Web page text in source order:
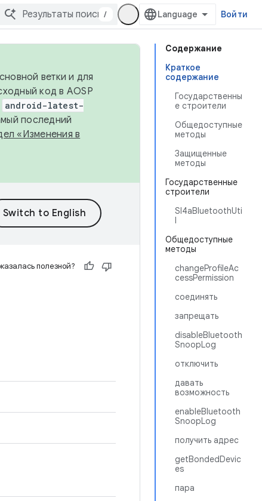
/ Войти
Содержание
Краткое
содержание
Государственны
е строители
Общедоступные
методы
Защищенные
методы
Государственные
строители
Sl4aBluetoothUti
l
Общедоступные
методы
changeProfileAc
cessPermission
соединять
запрещать
disableBluetooth
SnoopLog
отключить
давать
возможность
enableBluetooth
SnoopLog
получить адрес
getBondedDevic
es
пара
ветки и для
код в AOSP
android-latest-
последний
«Изменения в
полезной?